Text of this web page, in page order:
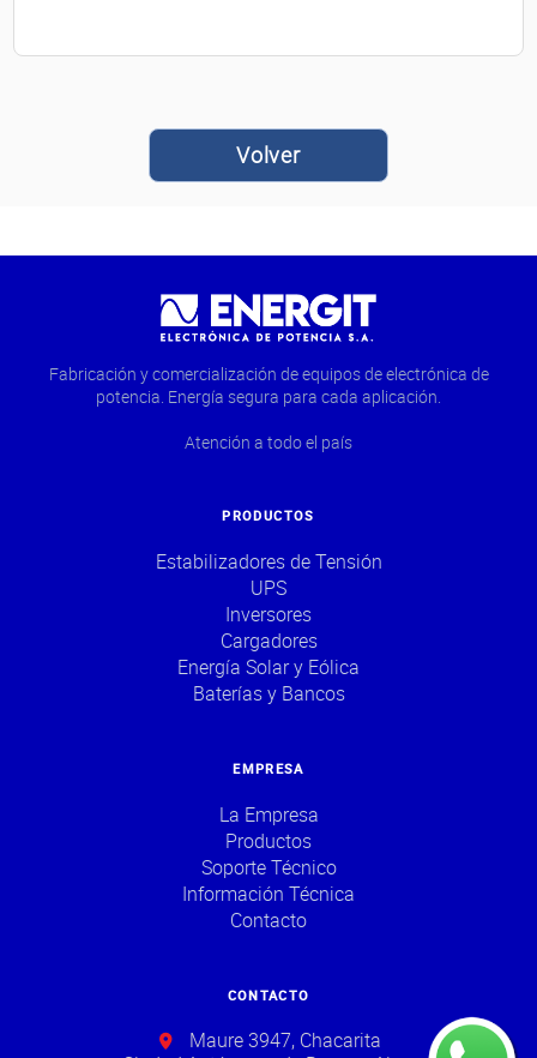
Volver
Fabricación y comercialización de equipos de electrónica de
potencia. Energía segura para cada aplicación.
Atención a todo el país
PRODUCTOS
Estabilizadores de Tensión
UPS
Inversores
Cargadores
Energía Solar y Eólica
Baterías y Bancos
EMPRESA
La Empresa
Productos
Soporte Técnico
Información Técnica
Contacto
CONTACTO
Maure 3947, Chacarita